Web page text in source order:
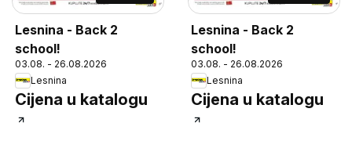
Lesnina - Back 2
school!
03.08. - 26.08.2026
Lesnina
Cijena u katalogu
Lesnina - Back 2
school!
03.08. - 26.08.2026
Lesnina
Cijena u katalogu